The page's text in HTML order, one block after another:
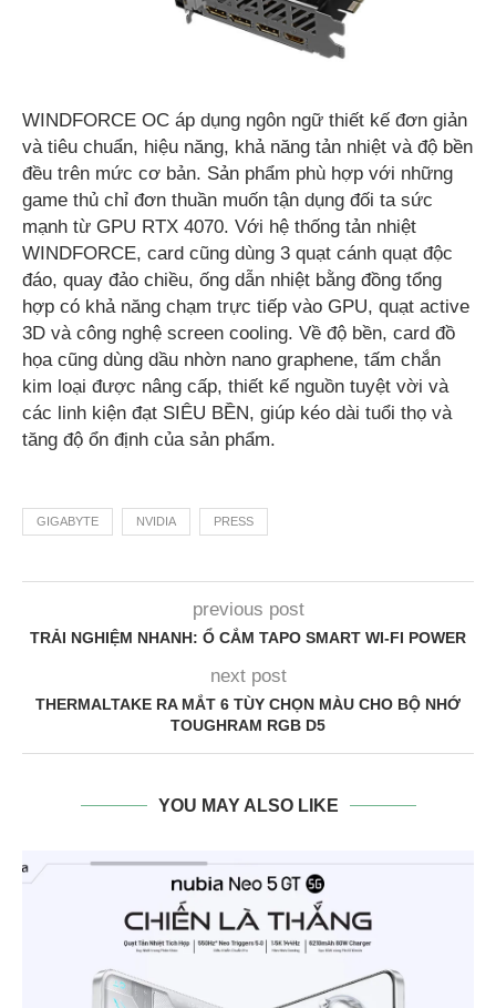
WINDFORCE OC áp dụng ngôn ngữ thiết kế đơn giản
và tiêu chuẩn, hiệu năng, khả năng tản nhiệt và độ bền
đều trên mức cơ bản. Sản phẩm phù hợp với những
game thủ chỉ đơn thuần muốn tận dụng đối ta sức
mạnh từ GPU RTX 4070. Với hệ thống tản nhiệt
WINDFORCE, card cũng dùng 3 quạt cánh quạt độc
đáo, quay đảo chiều, ống dẫn nhiệt bằng đồng tổng
hợp có khả năng chạm trực tiếp vào GPU, quạt active
3D và công nghệ screen cooling. Về độ bền, card đồ
họa cũng dùng dầu nhờn nano graphene, tấm chắn
kim loại được nâng cấp, thiết kế nguồn tuyệt vời và
các linh kiện đạt SIÊU BỀN, giúp kéo dài tuổi thọ và
tăng độ ổn định của sản phẩm.
GIGABYTE NVIDIA PRESS
previous post
TRẢI NGHIỆM NHANH: Ổ CẮM TAPO SMART WI-FI POWER
next post
THERMALTAKE RA MẮT 6 TÙY CHỌN MÀU CHO BỘ NHỚ
TOUGHRAM RGB D5
YOU MAY ALSO LIKE